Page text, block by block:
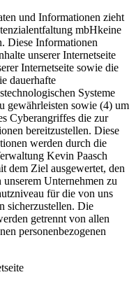
und Informationen zieht
mbHkeine
Diese Informationen
unserer Internetseite
Internetseite sowie die
dauerhafte
Systeme
gewährleisten sowie (4) um
Cyberangriffes die zur
bereitzustellen. Diese
werden durch die
Kevin Paasch
dem Ziel ausgewertet, den
Unternehmen zu
für die von uns
sicherzustellen. Die
getrennt von allen
personenbezogenen